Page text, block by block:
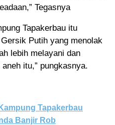
Tegasnya
Tapakerbau itu
Putih yang menolak
lebih melayani dan
itu,” pungkasnya.
Tapakerbau
Banjir Rob